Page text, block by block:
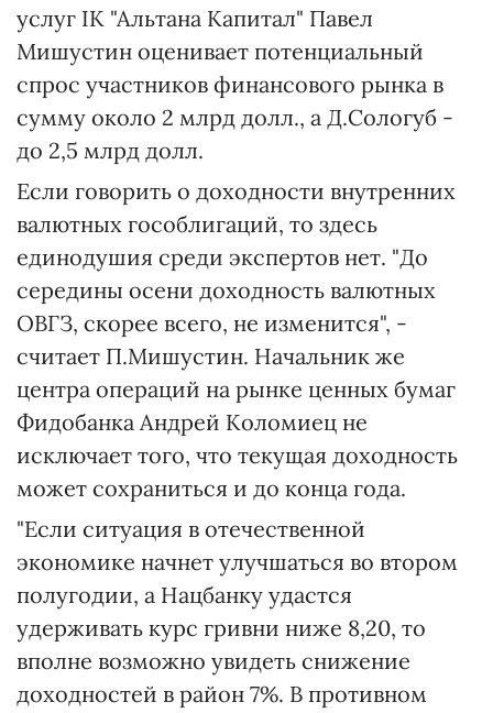
услуг ІК "Альтана Капитал" Павел
Мишустин оценивает потенциальный
спрос участников финансового рынка в
сумму около 2 млрд долл., а Д.Сологуб -
до 2,5 млрд долл.
Если говорить о доходности внутренних
валютных гособлигаций, то здесь
единодушия среди экспертов нет. "До
середины осени доходность валютных
ОВГЗ, скорее всего, не изменится", -
считает П.Мишустин. Начальник же
центра операций на рынке ценных бумаг
Фидобанка Андрей Коломиец не
исключает того, что текущая доходность
может сохраниться и до конца года.
"Если ситуация в отечественной
экономике начнет улучшаться во втором
полугодии, а Нацбанку удастся
удерживать курс гривни ниже 8,20, то
вполне возможно увидеть снижение
доходностей в район 7%. В противном